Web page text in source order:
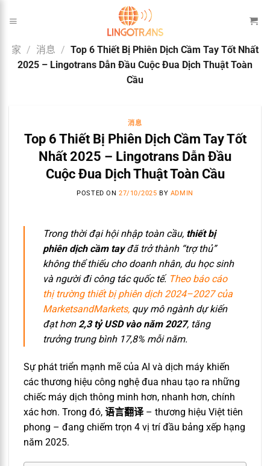
家 / 消息 / Top 6 Thiết Bị Phiên Dịch Cầm Tay Tốt Nhất
2025 – Lingotrans Dẫn Đầu Cuộc Đua Dịch Thuật Toàn
Cầu
消息
Top 6 Thiết Bị Phiên Dịch Cầm Tay Tốt
Nhất 2025 – Lingotrans Dẫn Đầu
Cuộc Đua Dịch Thuật Toàn Cầu
POSTED ON 27/10/2025 BY ADMIN
Trong thời đại hội nhập toàn cầu, thiết bị
phiên dịch cầm tayđã trở thành “trợ thủ”
không thể thiếu cho doanh nhân, du học sinh
và người đi công tác quốc tế. Theo báo cáo
thị trường thiết bị phiên dịch 2024–2027 của
MarketsandMarkets, quy mô ngành dự kiến
đạt hơn 2,3 tỷ USD vào năm 2027, tăng
trưởng trung bình 17,8% mỗi năm.
Sự phát triển mạnh mẽ của AI và dịch máy khiến
các thương hiệu công nghệ đua nhau tạo ra những
chiếc máy dịch thông minh hơn, nhanh hơn, chính
xác hơn. Trong đó, 语言翻译– thương hiệu Việt tiên
phong – đang chiếm trọn 4 vị trí đầu bảng xếp hạng
năm 2025.